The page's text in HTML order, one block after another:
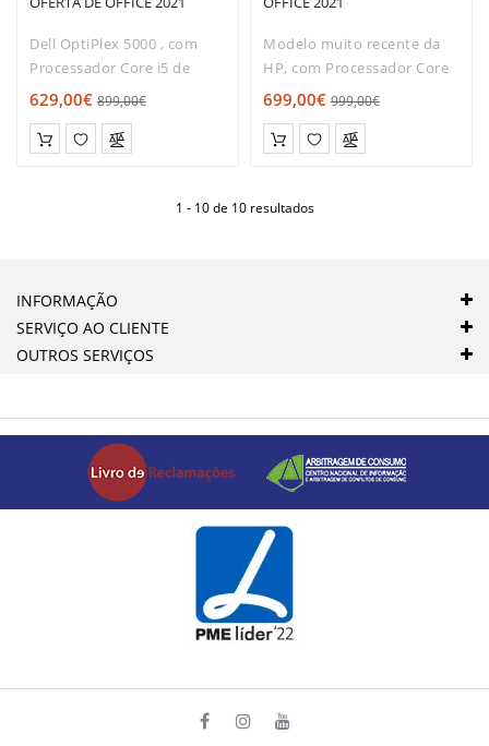
Dell OptiPlex 5000 , com
Processador Core i5 de
Décima Segunda geração.
qualidade / Rapidez /
solicitados entre os micro..
629,00€ 899,00€
Modelo muito recente da
HP, com Processador Core
i5 de Décima Quarta
qualidade / Rapidez /
solicitados entre..
699,00€ 999,00€
1 - 10 de 10 resultados
INFORMAÇÃO
SERVIÇO AO CLIENTE
OUTROS SERVIÇOS